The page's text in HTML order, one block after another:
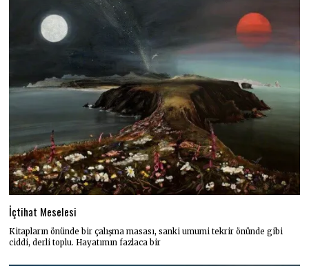
İçtihat Meselesi
Kitapların önünde bir çalışma masası, sanki umumi tekrir önünde gibi
ciddi, derli toplu. Hayatımın fazlaca bir